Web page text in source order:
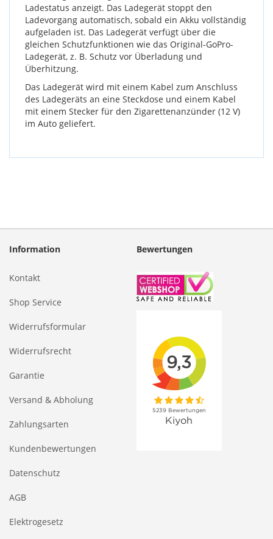
Ladestatus anzeigt. Das Ladegerät stoppt den
Ladevorgang automatisch, sobald ein Akku vollständig
aufgeladen ist. Das Ladegerät verfügt über die
gleichen Schutzfunktionen wie das Original-GoPro-
Ladegerät, z. B. Schutz vor Überladung und
Überhitzung.
Das Ladegerät wird mit einem Kabel zum Anschluss
des Ladegeräts an eine Steckdose und einem Kabel
mit einem Stecker für den Zigarettenanzünder (12 V)
im Auto geliefert.
Information
Kontakt
Shop Service
Widerrufsformular
Widerrufsrecht
Garantie
Versand & Abholung
Zahlungsarten
Kundenbewertungen
Datenschutz
AGB
Elektrogesetz
Bewertungen